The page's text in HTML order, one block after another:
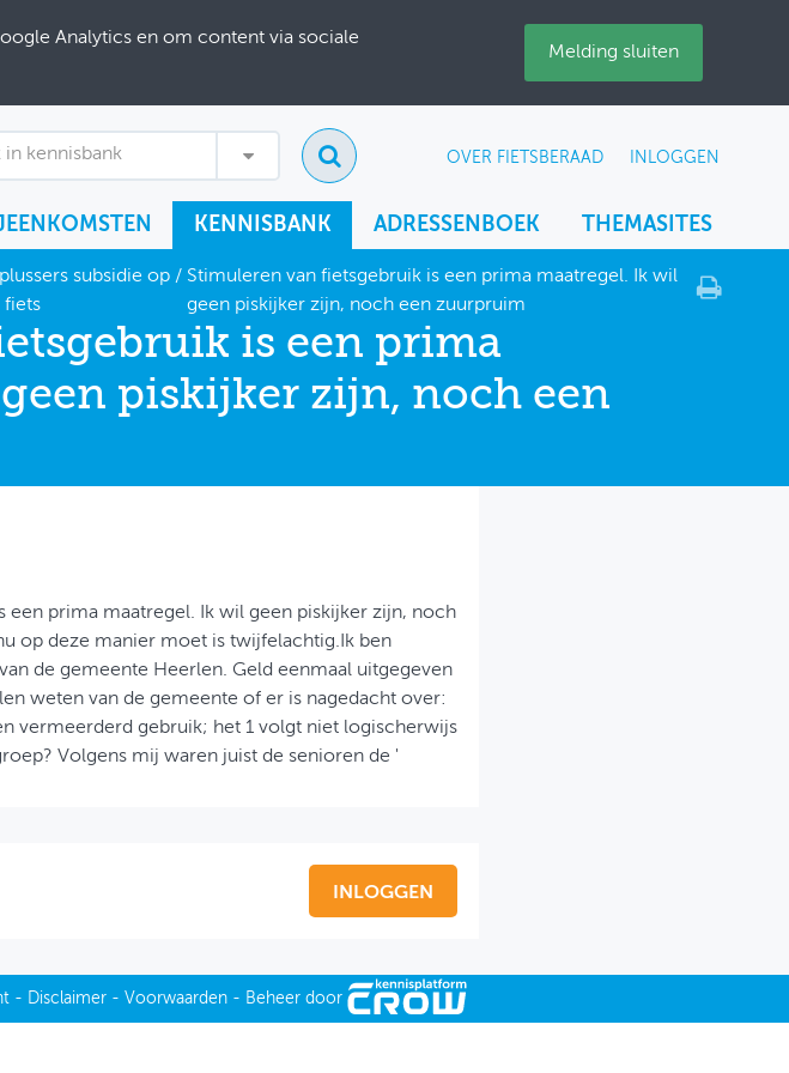
Analytics en om content via sociale
Melding sluiten
in kennisbank OVER FIETSBERAAD INLOGGEN
KENNISBANK ADRESSENBOEK THEMASITES
subsidie op
fiets
/ Stimuleren van fietsgebruik is een prima maatregel. Ik wil
geen piskijker zijn, noch een zuurpruim
is een prima
piskijker zijn, noch een
een prima maatregel. Ik wil geen piskijker zijn, noch
op deze manier moet is twijfelachtig.Ik ben
de gemeente Heerlen. Geld eenmaal uitgegeven
weten van de gemeente of er is nagedacht over:
vermeerderd gebruik; het 1 volgt niet logischerwijs
Volgens mij waren juist de senioren de '
INLOGGEN
- Disclaimer- Voorwaarden - Beheer door